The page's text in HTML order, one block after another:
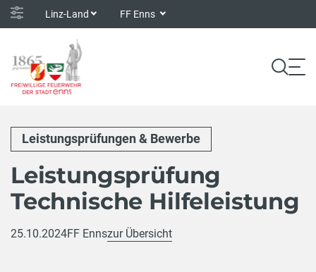
Linz-Land FF Enns
Leistungsprüfungen & Bewerbe
Leistungsprüfung
Technische Hilfeleistung
25.10.2024FF Ennszur Übersicht